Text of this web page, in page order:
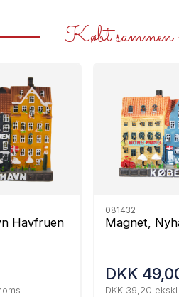
Købt sammen
Havfruen
081432
Magnet,
DKK
DKK 39,20